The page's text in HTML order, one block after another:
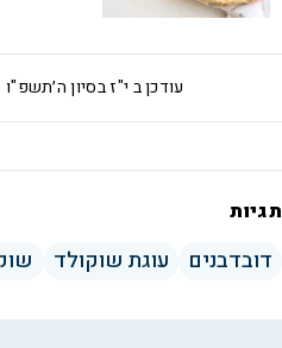
י"ז בסיון ה׳תשפ"ו עודכן ב
תגיות
דובדבנים עוגת שוקולד